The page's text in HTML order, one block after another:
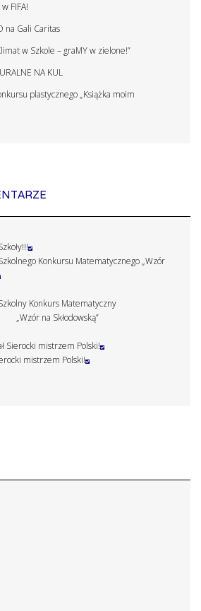
FIFA!
na Gali Caritas
w Szkole – graMY w zielone!”
NA KUL
plastycznego „Książka moim
Konkursu Matematycznego „Wzór
Konkurs Matematyczny
„Wzór na Skłodowską”
Sierocki mistrzem Polski!
mistrzem Polski!